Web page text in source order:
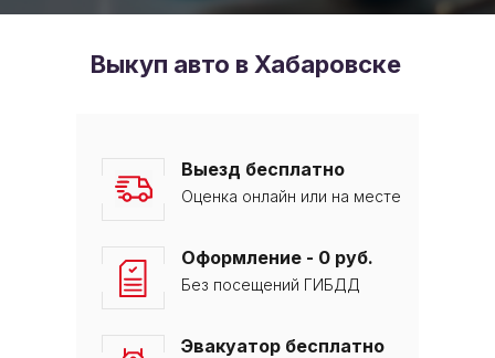
Выезд бесплатно
Эвакуатор бесплатно
Оформление - 0 руб.
Оценка онлайн или на месте
Без посещений ГИБДД
Выкуп авто в Хабаровске